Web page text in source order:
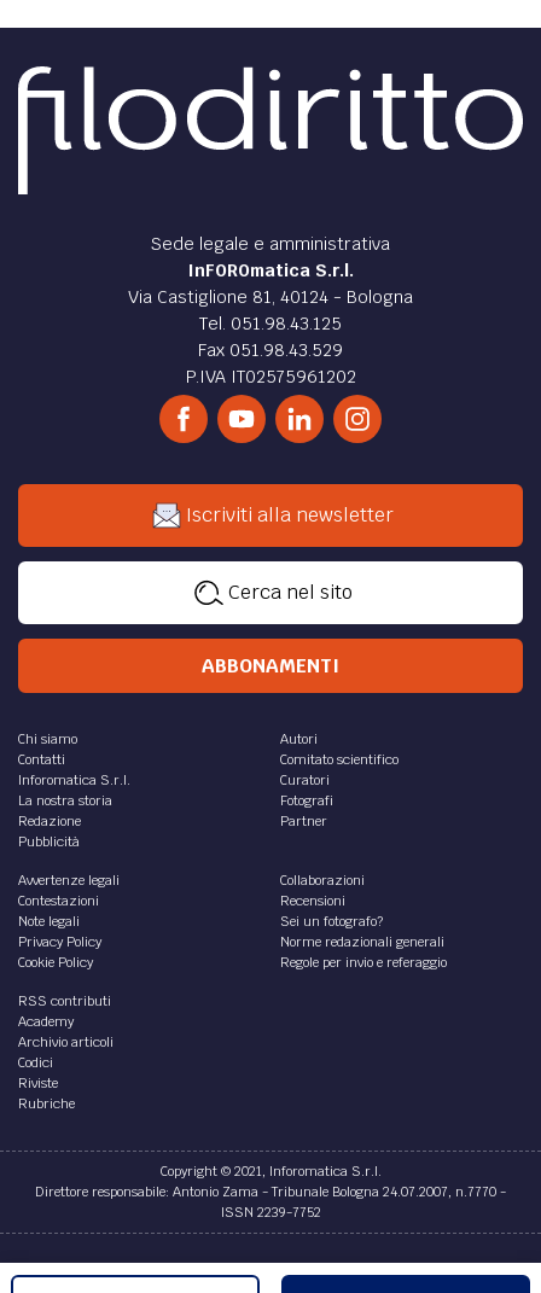
Sede legale e amministrativa
InFOROmatica S.r.l.
Via Castiglione 81, 40124 - Bologna
Tel. 051.98.43.125
Fax 051.98.43.529
P.IVA IT02575961202
Iscriviti alla newsletter
Cerca nel sito
ABBONAMENTI
Chi siamo
Contatti
Inforomatica S.r.l.
La nostra storia
Redazione
Pubblicità
Autori
Comitato scientifico
Curatori
Fotografi
Partner
Avvertenze legali
Contestazioni
Note legali
Privacy Policy
Cookie Policy
Collaborazioni
Recensioni
Sei un fotografo?
Norme redazionali generali
Regole per invio e referaggio
RSS contributi
Academy
Archivio articoli
Codici
Riviste
Rubriche
Copyright © 2021, Inforomatica S.r.l.
Direttore responsabile: Antonio Zama - Tribunale Bologna 24.07.2007, n.7770 -
ISSN 2239-7752
Credits